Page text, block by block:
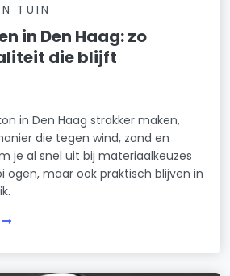
TUIN
in Den Haag: zo
die blijft
in Den Haag strakker maken,
die tegen wind, zand en
je al snel uit bij materiaalkeuzes
ogen, maar ook praktisch blijven in